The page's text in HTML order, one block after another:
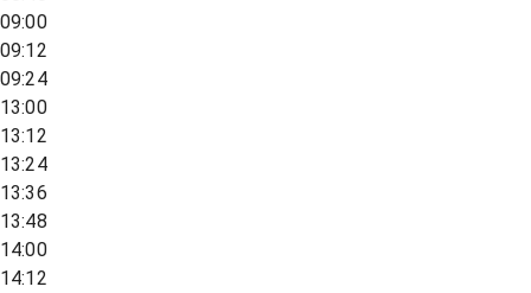
09:00
09:12
09:24
13:00
13:12
13:24
13:36
13:48
14:00
14:12